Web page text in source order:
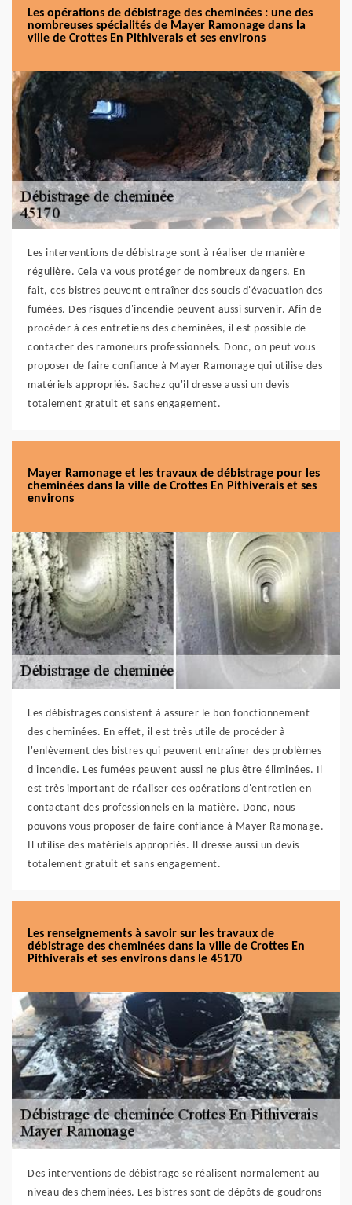
Les opérations de débistrage des cheminées : une des
nombreuses spécialités de Mayer Ramonage dans la
ville de Crottes En Pithiverais et ses environs
Les interventions de débistrage sont à réaliser de manière
régulière. Cela va vous protéger de nombreux dangers. En
fait, ces bistres peuvent entraîner des soucis d'évacuation des
fumées. Des risques d'incendie peuvent aussi survenir. Afin de
procéder à ces entretiens des cheminées, il est possible de
contacter des ramoneurs professionnels. Donc, on peut vous
proposer de faire confiance à Mayer Ramonage qui utilise des
matériels appropriés. Sachez qu'il dresse aussi un devis
totalement gratuit et sans engagement.
Mayer Ramonage et les travaux de débistrage pour les
cheminées dans la ville de Crottes En Pithiverais et ses
environs
Les débistrages consistent à assurer le bon fonctionnement
des cheminées. En effet, il est très utile de procéder à
l'enlèvement des bistres qui peuvent entraîner des problèmes
d'incendie. Les fumées peuvent aussi ne plus être éliminées. Il
est très important de réaliser ces opérations d'entretien en
contactant des professionnels en la matière. Donc, nous
pouvons vous proposer de faire confiance à Mayer Ramonage.
Il utilise des matériels appropriés. Il dresse aussi un devis
totalement gratuit et sans engagement.
Les renseignements à savoir sur les travaux de
débistrage des cheminées dans la ville de Crottes En
Pithiverais et ses environs dans le 45170
Des interventions de débistrage se réalisent normalement au
niveau des cheminées. Les bistres sont de dépôts de goudrons